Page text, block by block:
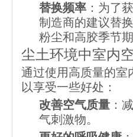
替换频率 ：为了
制造商的建议替
粉尘和高胶季节期
尘土环境中室内
通过使用高质量的室
以享受一些好处：
改善空气质量 ：
气刺激物。